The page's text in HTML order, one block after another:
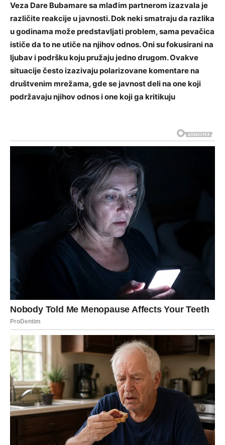
Veza Dare Bubamare sa mlađim partnerom izazvala je
različite reakcije u javnosti. Dok neki smatraju da razlika
u godinama može predstavljati problem, sama pevačica
ističe da to ne utiče na njihov odnos. Oni su fokusirani na
ljubav i podršku koju pružaju jedno drugom.Ovakve
situacije često izazivaju polarizovane komentare na
društvenim mrežama, gde se javnost deli na one koji
podržavaju njihov odnos i one koji ga kritikuju